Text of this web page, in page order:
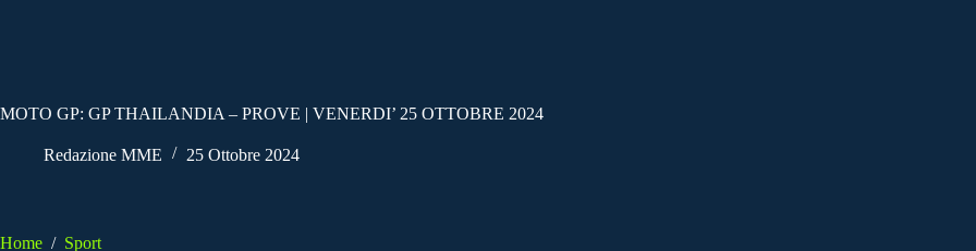
MOTO GP: GP THAILANDIA – PROVE | VENERDI’ 25 OTTOBRE 2024
Redazione MME 25 Ottobre 2024
Home / Sport